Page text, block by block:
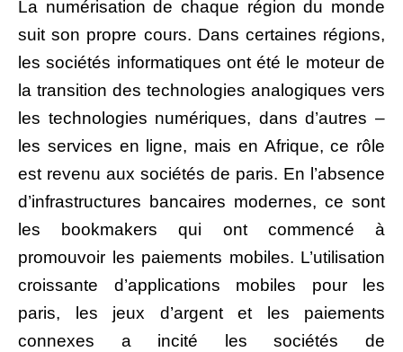
La numérisation de chaque région du monde
suit son propre cours. Dans certaines régions,
les sociétés informatiques ont été le moteur de
la transition des technologies analogiques vers
les technologies numériques, dans d’autres –
les services en ligne, mais en Afrique, ce rôle
est revenu aux sociétés de paris. En l’absence
d’infrastructures bancaires modernes, ce sont
les bookmakers qui ont commencé à
promouvoir les paiements mobiles. L’utilisation
croissante d’applications mobiles pour les
paris, les jeux d’argent et les paiements
connexes a incité les sociétés de